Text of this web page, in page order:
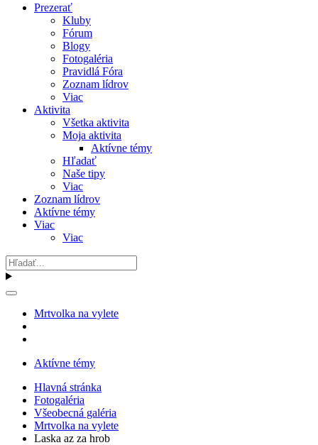
Prezerať
Kluby
Fórum
Blogy
Fotogaléria
Pravidlá Fóra
Zoznam lídrov
Viac
Aktivita
Všetka aktivita
Moja aktivita
Aktívne témy
Hľadať
Naše tipy
Viac
Zoznam lídrov
Aktívne témy
Viac
Viac
Mrtvolka na vylete
Aktívne témy
Hlavná stránka
Fotogaléria
Všeobecná galéria
Mrtvolka na vylete
Laska az za hrob